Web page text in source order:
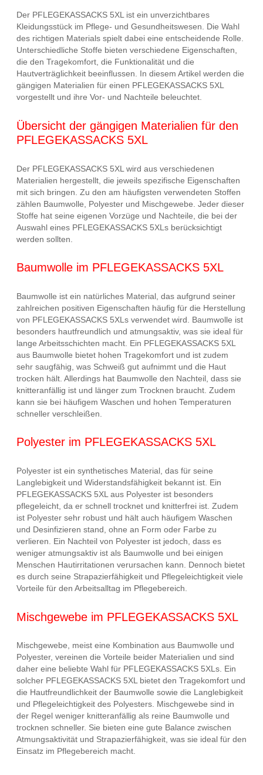
Der PFLEGEKASSACKS 5XL ist ein unverzichtbares
Kleidungsstück im Pflege- und Gesundheitswesen. Die Wahl
des richtigen Materials spielt dabei eine entscheidende Rolle.
Unterschiedliche Stoffe bieten verschiedene Eigenschaften,
die den Tragekomfort, die Funktionalität und die
Hautverträglichkeit beeinflussen. In diesem Artikel werden die
gängigen Materialien für einen PFLEGEKASSACKS 5XL
vorgestellt und ihre Vor- und Nachteile beleuchtet.
Übersicht der gängigen Materialien für den
PFLEGEKASSACKS 5XL
Der PFLEGEKASSACKS 5XL wird aus verschiedenen
Materialien hergestellt, die jeweils spezifische Eigenschaften
mit sich bringen. Zu den am häufigsten verwendeten Stoffen
zählen Baumwolle, Polyester und Mischgewebe. Jeder dieser
Stoffe hat seine eigenen Vorzüge und Nachteile, die bei der
Auswahl eines PFLEGEKASSACKS 5XLs berücksichtigt
werden sollten.
Baumwolle im PFLEGEKASSACKS 5XL
Baumwolle ist ein natürliches Material, das aufgrund seiner
zahlreichen positiven Eigenschaften häufig für die Herstellung
von PFLEGEKASSACKS 5XLs verwendet wird. Baumwolle ist
besonders hautfreundlich und atmungsaktiv, was sie ideal für
lange Arbeitsschichten macht. Ein PFLEGEKASSACKS 5XL
aus Baumwolle bietet hohen Tragekomfort und ist zudem
sehr saugfähig, was Schweiß gut aufnimmt und die Haut
trocken hält. Allerdings hat Baumwolle den Nachteil, dass sie
knitteranfällig ist und länger zum Trocknen braucht. Zudem
kann sie bei häufigem Waschen und hohen Temperaturen
schneller verschleißen.
Polyester im PFLEGEKASSACKS 5XL
Polyester ist ein synthetisches Material, das für seine
Langlebigkeit und Widerstandsfähigkeit bekannt ist. Ein
PFLEGEKASSACKS 5XL aus Polyester ist besonders
pflegeleicht, da er schnell trocknet und knitterfrei ist. Zudem
ist Polyester sehr robust und hält auch häufigem Waschen
und Desinfizieren stand, ohne an Form oder Farbe zu
verlieren. Ein Nachteil von Polyester ist jedoch, dass es
weniger atmungsaktiv ist als Baumwolle und bei einigen
Menschen Hautirritationen verursachen kann. Dennoch bietet
es durch seine Strapazierfähigkeit und Pflegeleichtigkeit viele
Vorteile für den Arbeitsalltag im Pflegebereich.
Mischgewebe im PFLEGEKASSACKS 5XL
Mischgewebe, meist eine Kombination aus Baumwolle und
Polyester, vereinen die Vorteile beider Materialien und sind
daher eine beliebte Wahl für PFLEGEKASSACKS 5XLs. Ein
solcher PFLEGEKASSACKS 5XL bietet den Tragekomfort und
die Hautfreundlichkeit der Baumwolle sowie die Langlebigkeit
und Pflegeleichtigkeit des Polyesters. Mischgewebe sind in
der Regel weniger knitteranfällig als reine Baumwolle und
trocknen schneller. Sie bieten eine gute Balance zwischen
Atmungsaktivität und Strapazierfähigkeit, was sie ideal für den
Einsatz im Pflegebereich macht.